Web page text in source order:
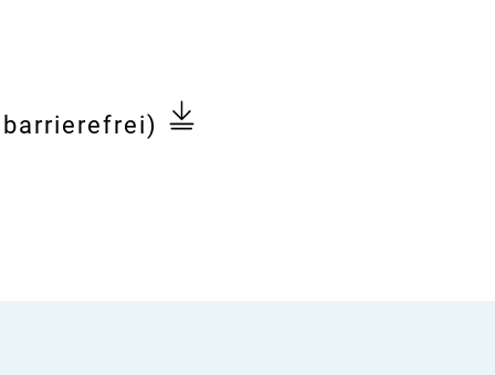
barrierefrei)